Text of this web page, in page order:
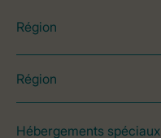
Région
Région
Hébergements spéciaux